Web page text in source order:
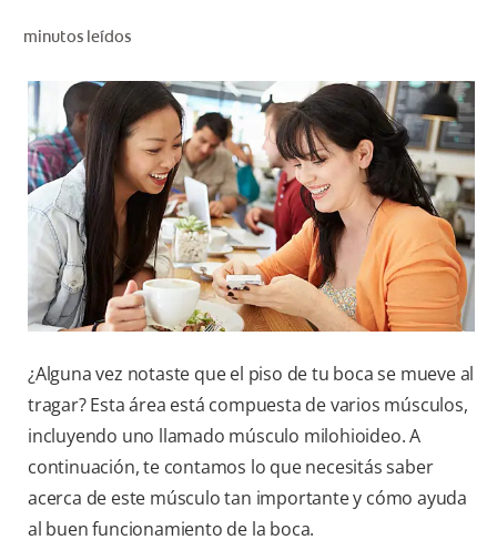
PARA PROFESIONALES
AR (ES)
SUSCRIBITE
minutos leídos
¿Alguna vez notaste que el piso de tu boca se mueve al
tragar? Esta área está compuesta de varios músculos,
incluyendo uno llamado músculo milohioideo. A
continuación, te contamos lo que necesitás saber
acerca de este músculo tan importante y cómo ayuda
al buen funcionamiento de la boca.